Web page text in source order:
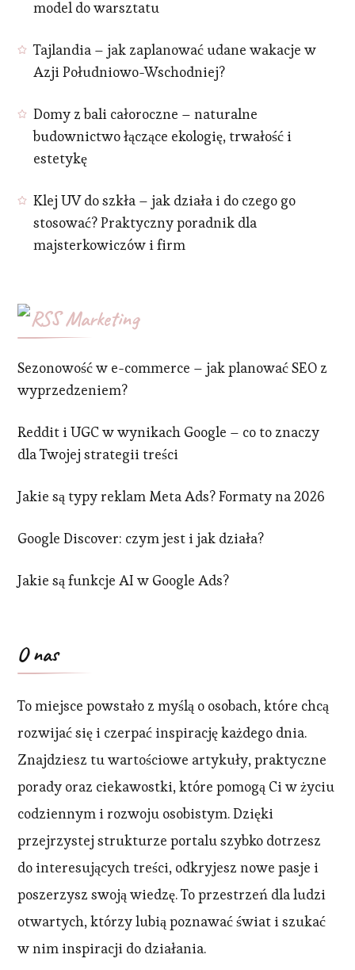
model do warsztatu
Tajlandia – jak zaplanować udane wakacje w
Azji Południowo-Wschodniej?
Domy z bali całoroczne – naturalne
budownictwo łączące ekologię, trwałość i
estetykę
Klej UV do szkła – jak działa i do czego go
stosować? Praktyczny poradnik dla
majsterkowiczów i firm
Marketing
Sezonowość w e-commerce – jak planować SEO z
wyprzedzeniem?
Reddit i UGC w wynikach Google – co to znaczy
dla Twojej strategii treści
Jakie są typy reklam Meta Ads? Formaty na 2026
Google Discover: czym jest i jak działa?
Jakie są funkcje AI w Google Ads?
O nas
To miejsce powstało z myślą o osobach, które chcą
rozwijać się i czerpać inspirację każdego dnia.
Znajdziesz tu wartościowe artykuły, praktyczne
porady oraz ciekawostki, które pomogą Ci w życiu
codziennym i rozwoju osobistym. Dzięki
przejrzystej strukturze portalu szybko dotrzesz
do interesujących treści, odkryjesz nowe pasje i
poszerzysz swoją wiedzę. To przestrzeń dla ludzi
otwartych, którzy lubią poznawać świat i szukać
w nim inspiracji do działania.